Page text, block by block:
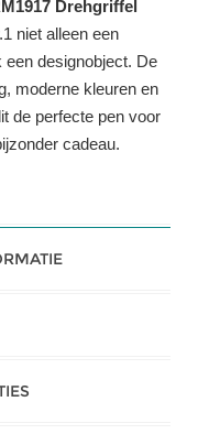
Drehgriffel
niet alleen een
designobject. De
moderne kleuren en
de perfecte pen voor
cadeau.